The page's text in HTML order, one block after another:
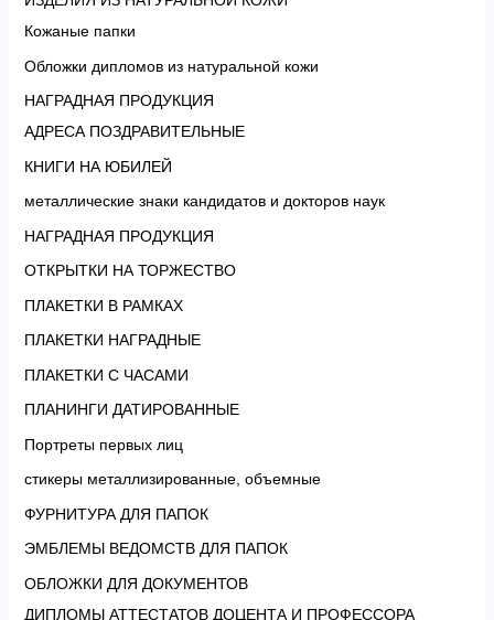
Кожаные папки
Обложки дипломов из натуральной кожи
НАГРАДНАЯ ПРОДУКЦИЯ
АДРЕСА ПОЗДРАВИТЕЛЬНЫЕ
КНИГИ НА ЮБИЛЕЙ
металлические знаки кандидатов и докторов наук
НАГРАДНАЯ ПРОДУКЦИЯ
ОТКРЫТКИ НА ТОРЖЕСТВО
ПЛАКЕТКИ В РАМКАХ
ПЛАКЕТКИ НАГРАДНЫЕ
ПЛАКЕТКИ С ЧАСАМИ
ПЛАНИНГИ ДАТИРОВАННЫЕ
Портреты первых лиц
стикеры металлизированные, объемные
ФУРНИТУРА ДЛЯ ПАПОК
ЭМБЛЕМЫ ВЕДОМСТВ ДЛЯ ПАПОК
ОБЛОЖКИ ДЛЯ ДОКУМЕНТОВ
ДИПЛОМЫ АТТЕСТАТОВ ДОЦЕНТА И ПРОФЕССОРА